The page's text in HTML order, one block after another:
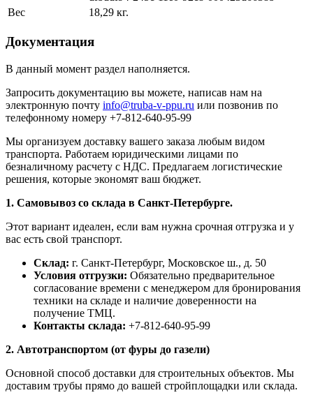
Вес
18,29 кг.
Документация
В данный момент раздел наполняется.
Запросить документацию вы можете, написав нам на
электронную почту info@truba-v-ppu.ru или позвонив по
телефонному номеру +7-812-640-95-99
Мы организуем доставку вашего заказа любым видом
транспорта. Работаем юридическими лицами по
безналичному расчету с НДС. Предлагаем логистические
решения, которые экономят ваш бюджет.
1. Самовывоз со склада в Санкт-Петербурге.
Этот вариант идеален, если вам нужна срочная отгрузка и у
вас есть свой транспорт.
Склад: г. Санкт-Петербург, Московское ш., д. 50
Условия отгрузки: Обязательно предварительное
согласование времени с менеджером для бронирования
техники на складе и наличие доверенности на
получение ТМЦ.
Контакты склада: +7-812-640-95-99
2. Автотранспортом (от фуры до газели)
Основной способ доставки для строительных объектов. Мы
доставим трубы прямо до вашей стройплощадки или склада.